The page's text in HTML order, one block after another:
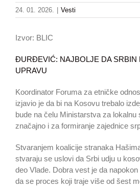
24. 01. 2026. Vesti
Izvor: BLIC
ĐURĐEVIĆ: NAJBOLJE DA SRBIN
UPRAVU
Koordinator Foruma za etničke
izjavio je da bi na Kosovu trebalo
bude na čelu Ministarstva za lokalnu
značajno i za formiranje zajednice
Stvaranjem koalicije stranaka
stvaraju se uslovi da Srbi udju u
deo Vlade. Dobra vest je da
da se proces koji traje više od šest